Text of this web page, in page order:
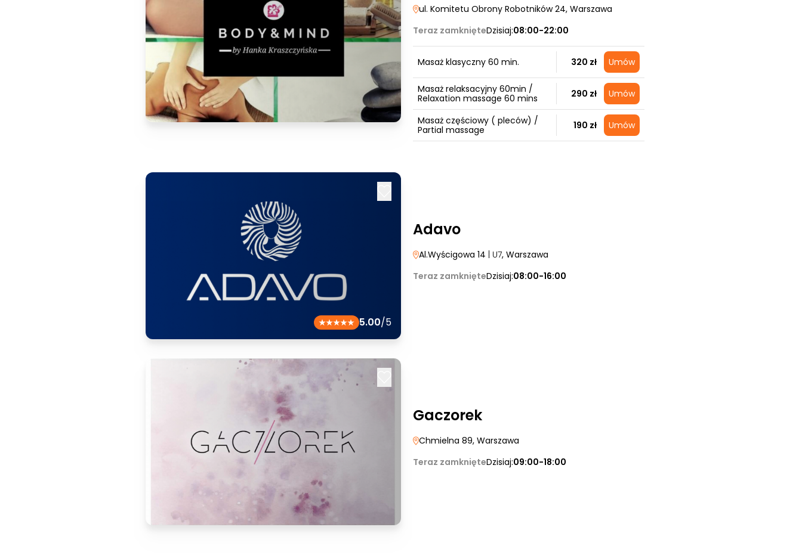
ul. Komitetu Obrony Robotników 24, Warszawa
Teraz zamknięteDzisiaj:08:00-22:00
Masaż klasyczny 60 min. 320 zł Umów
Masaż relaksacyjny 60min /
Relaxation massage 60 mins
290 zł Umów
Masaż częściowy ( pleców) /
Partial massage
190 zł Umów
5.00/5
Adavo
Al.Wyścigowa 14 | U7, Warszawa
Teraz zamknięteDzisiaj:08:00-16:00
Gaczorek
Chmielna 89, Warszawa
Teraz zamknięteDzisiaj:09:00-18:00